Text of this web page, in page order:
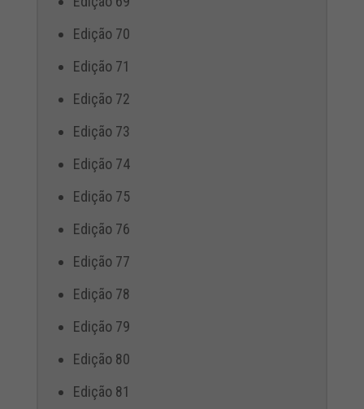
Edição 70
Edição 71
Edição 72
Edição 73
Edição 74
Edição 75
Edição 76
Edição 77
Edição 78
Edição 79
Edição 80
Edição 81